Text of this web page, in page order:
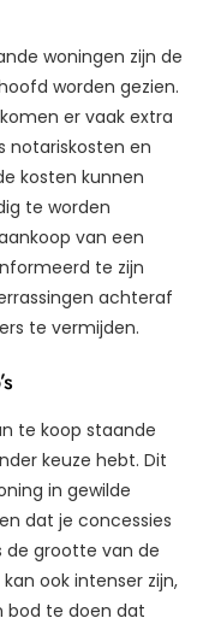
woningen zijn de
worden gezien.
er vaak extra
notariskosten en
kosten kunnen
te worden
van een
te zijn
achteraf
te vermijden.
te koop staande
keuze hebt. Dit
in gewilde
dat je concessies
de grootte van de
ook intenser zijn,
bod te doen dat